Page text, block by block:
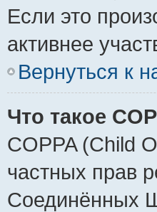
Если это
активнее
Вернуться к
Что такое
COPPA (Child
частных прав
Соединённых